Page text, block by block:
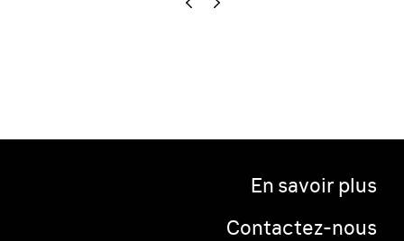
En savoir plus
Contactez-nous